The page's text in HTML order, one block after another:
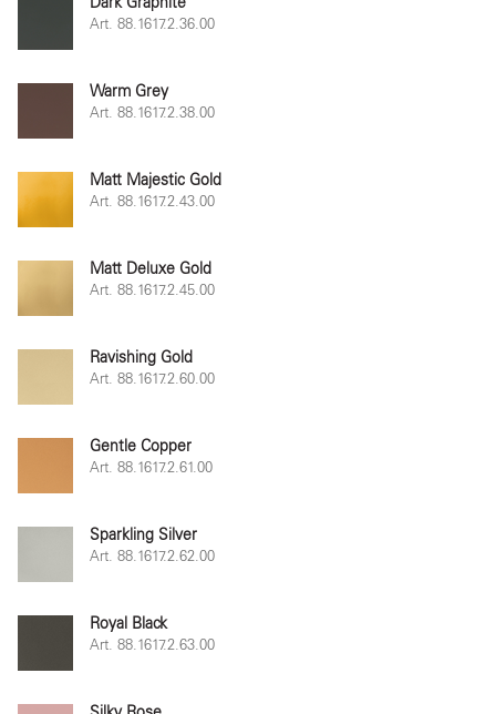
Art. 88.1617.2.36.00
Warm Grey
Art. 88.1617.2.38.00
Matt Majestic Gold
Art. 88.1617.2.43.00
Matt Deluxe Gold
Art. 88.1617.2.45.00
Ravishing Gold
Art. 88.1617.2.60.00
Gentle Copper
Art. 88.1617.2.61.00
Sparkling Silver
Art. 88.1617.2.62.00
Royal Black
Art. 88.1617.2.63.00